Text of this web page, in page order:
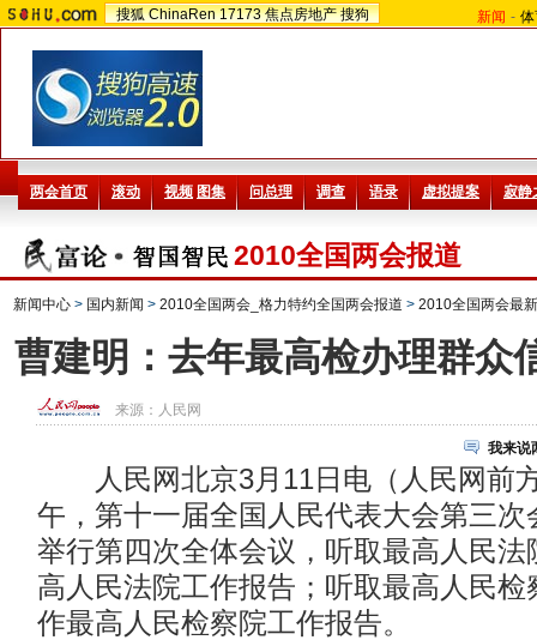
搜狐 ChinaRen 17173 焦点房地产 搜狗 新闻 -
2010全国两会报道
新闻中心 > 国内新闻 > 2010全国两会_格力特约全国两会报道 > 2010全国两会最
曹建明：去年最高检办理群众
来源： 人民网
我来说
人民网北京3月11日电（人民网前
午，第十一届全国人民代表大会第三次
举行第四次全体会议，听取最高人民法
高人民法院工作报告；听取最高人民检
作最高人民检察院工作报告。